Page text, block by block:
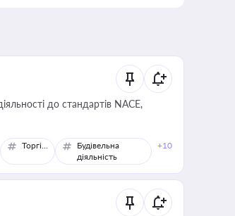
до стандартів NACE,
Торгівля
Будівельна
діяльність
+10